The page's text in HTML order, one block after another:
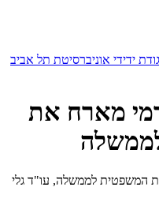
ידידי אוניברסיטת תל אביב
מארח את
המשפטית לממשלה, עו"ד גלי